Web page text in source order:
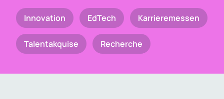
Innovation EdTech Karrieremessen
Talentakquise Recherche